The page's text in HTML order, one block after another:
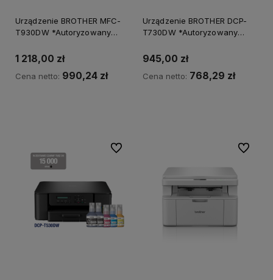
Urządzenie BROTHER MFC-
T930DW *Autoryzowany
1 218,00 zł
Cena netto: 990,24 zł
Urządzenie BROTHER DCP-
T730DW *Autoryzowany
945,00 zł
Cena netto: 768,29 zł
Do ulubionych Do